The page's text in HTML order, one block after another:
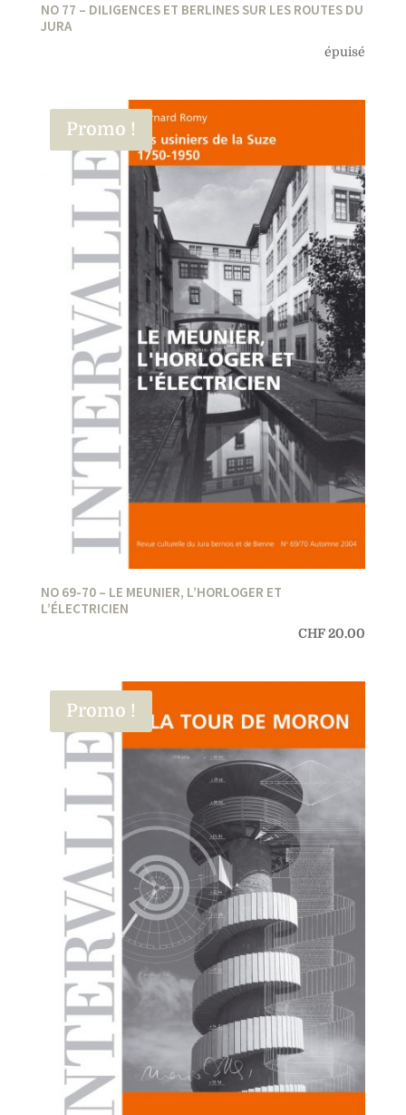
NO 77 – DILIGENCES ET BERLINES SUR LES ROUTES DU
JURA
épuisé
Promo !
NO 69-70 – LE MEUNIER, L’HORLOGER ET
L’ÉLECTRICIEN
CHF20.00
Promo !